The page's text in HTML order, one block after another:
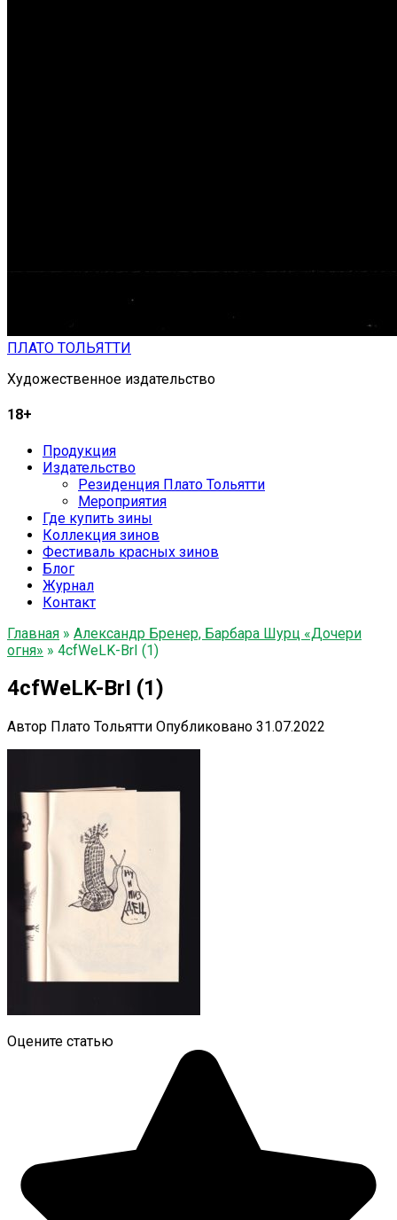
ПЛАТО ТОЛЬЯТТИ
Художественное издательство
18+
Продукция
Издательство
Резиденция Плато Тольятти
Мероприятия
Где купить зины
Коллекция зинов
Фестиваль красных зинов
Блог
Журнал
Контакт
Главная » Александр Бренер, Барбара Шурц «Дочери
огня» » 4cfWeLK-BrI (1)
4cfWeLK-BrI (1)
Автор Плато Тольятти Опубликовано 31.07.2022
Оцените статью